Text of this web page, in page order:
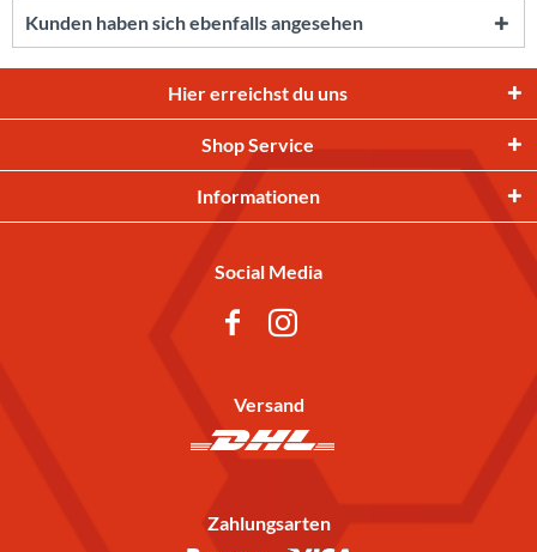
Kunden haben sich ebenfalls angesehen
Hier erreichst du uns
Shop Service
Informationen
Social Media
Versand
Zahlungsarten